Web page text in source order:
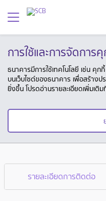
การใช้และการจัดการ
ธนาคารมีการใช้เทคโนโลยี เช่น คุ
บนเว็บไซต์ของธนาคาร เพื่อสร้าง
ยิ่งขึ้น โปรดอ่านรายละเอียดเพิ่มเติม
รายละเอียดการติดต่อ